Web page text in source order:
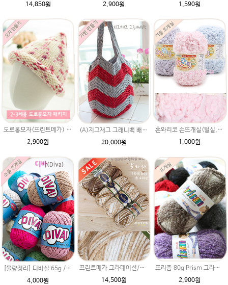
14,850원
2,900원
1,590원
도로롱모자(프린트메가) DIY 재료 패키지/아기모자뜨개질,루피망고모자뜨기 스타일,아기도로롱모자도안,아기도로롱모자,도로롱모자뜨기
2,900원
(A)지그재그 그래니백 배색 패키지 아리아실 니트가방뜨기 DIY 뜨개질가방
20,000원
훈와리코 손뜨개실(털실,뜨게질실)
1,000원
[물량정리] 디바실 65g /DIVA 디바뜨개실/나뭇잎가방뜨개실/모자실/펠프실/여름실/가방실/뜨개실/펠프사 비슷
4,000원
프린트메가 그라데이션/털실/두꺼운 뜨개실/뜨개질실/손뜨개실/목도리털실/뜨게실/뜨게질/손뜨개질실
14,500원
프리즘 80g Prism 그라데이션 나염 알파카울 모사 뜨개실 뜨게실 뜨개질실 목도리실 손뜨개실 도매털실 털실싸게파는곳 겨울
2,900원